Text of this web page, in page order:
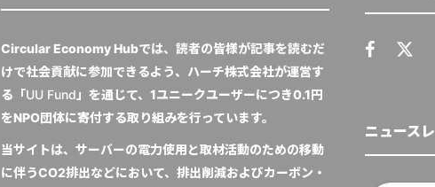
Circular Economy Hubでは、読者の皆様が記事を読むだ
けで社会貢献に参加できるよう、ハーチ株式会社が運営す
る「UU Fund」を通じて、1ユニークユーザーにつき0.1円
をNPO団体に寄付する取り組みを行っています。
当サイトは、サーバーの電力使用と取材活動のための移動
に伴うCO2排出などにおいて、排出削減およびカーボン・
ニュース